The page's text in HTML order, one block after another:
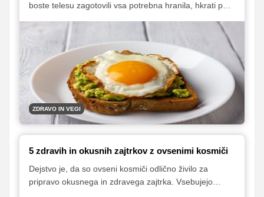
boste telesu zagotovili vsa potrebna hranila, hkrati pa
ZDRAVO IN VEGI
5 zdravih in okusnih zajtrkov z ovsenimi kosmiči
Dejstvo je, da so ovseni kosmiči odlično živilo za
pripravo okusnega in zdravega zajtrka. Vsebujejo